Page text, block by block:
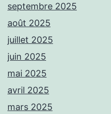
septembre 2025
août 2025
juillet 2025
juin 2025
mai 2025
avril 2025
mars 2025